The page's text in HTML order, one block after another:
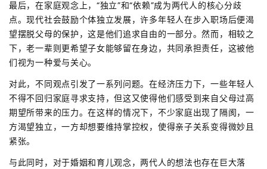
最后，在家庭观念上，“独立”和“依赖”成为两代人的核心分歧
点。现代社会鼓励个体独立发展，许多年轻人在步入职场后便渴
望摆脱父母的保护，这是他们追求自由的一部分。然而，相较之
下，老一辈则更希望子女能够留在身边，共同承担责任，这被他
们视为一种爱与关心。
对此，不同观点引发了一系列问题。在经济压力下，一些年轻人
不得不回归家庭寻求支持，但这又使得他们感受到来自父母过高
期望所带来的压力。在这样的情况下，不少家庭出现了隔阂，一
方渴望独立，一方却想要维持掌控权，使得亲子关系变得微妙且
紧张。
与此同时，对于婚姻和育儿观念，两代人的想法也存在巨大落